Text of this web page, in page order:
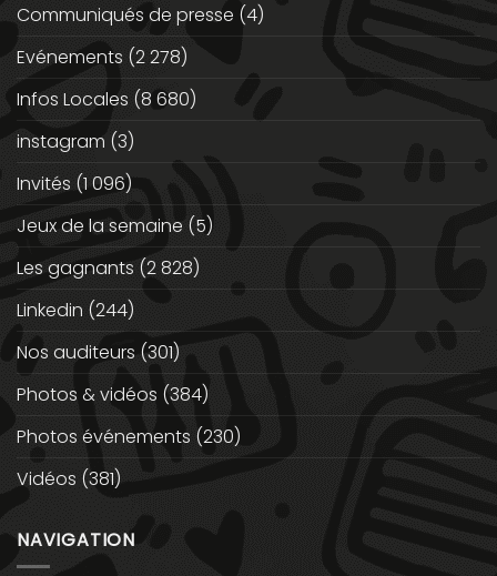
Communiqués de presse (4)
Evénements (2 278)
Infos Locales (8 680)
instagram (3)
Invités (1 096)
Jeux de la semaine (5)
Les gagnants (2 828)
Linkedin (244)
Nos auditeurs (301)
Photos & vidéos (384)
Photos événements (230)
Vidéos (381)
NAVIGATION